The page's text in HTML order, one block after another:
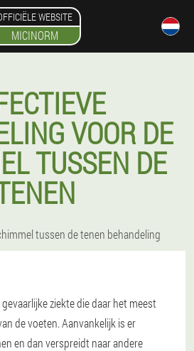
WEBSITE
MICINORM
VOOR DE
TUSSEN DE
tussen de tenen behandeling
ziekte die daar het meest
de voeten. Aanvankelijk is er
en dan verspreidt naar andere